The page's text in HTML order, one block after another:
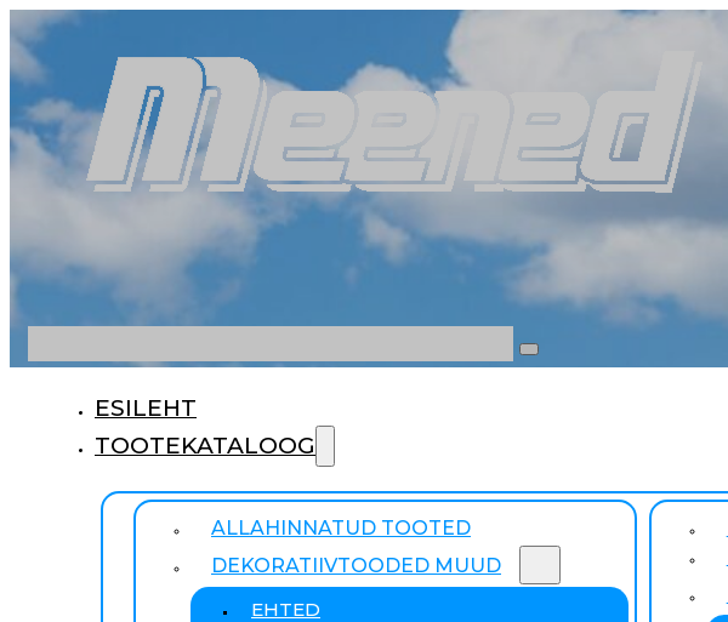
ESILEHT
TOOTEKATALOOG
ALLAHINNATUD TOOTED
DEKORATIIVTOODED MUUD
EHTED